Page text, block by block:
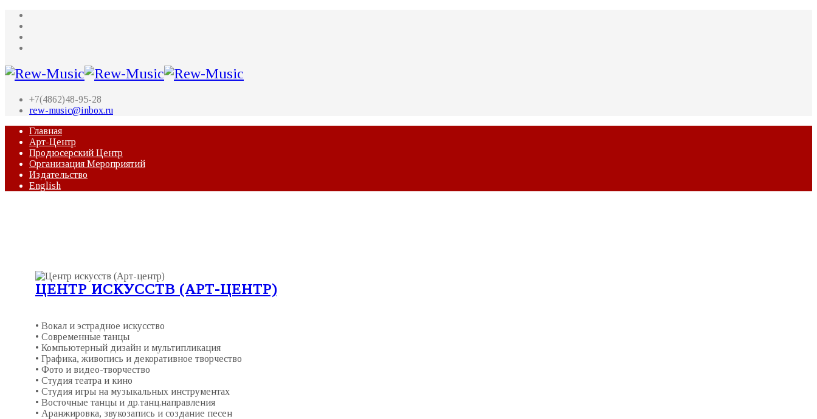
+7(4862)48-95-28
rew-music@inbox.ru
Главная
Арт-Центр
Продюсерский Центр
Организация Мероприятий
Издательство
English
ЦЕНТР ИСКУССТВ (АРТ-ЦЕНТР)
• Вокал и эстрадное искусство
• Современные танцы
• Компьютерный дизайн и мультипликация
• Графика, живопись и декоративное творчество
• Фото и видео-творчество
• Студия театра и кино
• Студия игры на музыкальных инструментах
• Восточные танцы и др.танц.направления
• Аранжировка, звукозапись и создание песен